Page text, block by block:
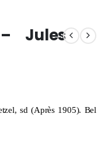
Jules
sd (Après 1905). Bel